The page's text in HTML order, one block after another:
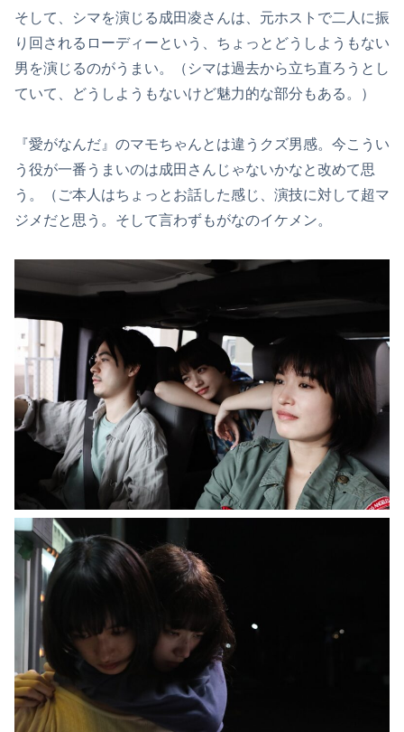
そして、シマを演じる成田凌さんは、元ホストで二人に振
り回されるローディーという、ちょっとどうしようもない
男を演じるのがうまい。（シマは過去から立ち直ろうとし
ていて、どうしようもないけど魅力的な部分もある。）
『愛がなんだ』のマモちゃんとは違うクズ男感。今こうい
う役が一番うまいのは成田さんじゃないかなと改めて思
う。（ご本人はちょっとお話した感じ、演技に対して超マ
ジメだと思う。そして言わずもがなのイケメン。